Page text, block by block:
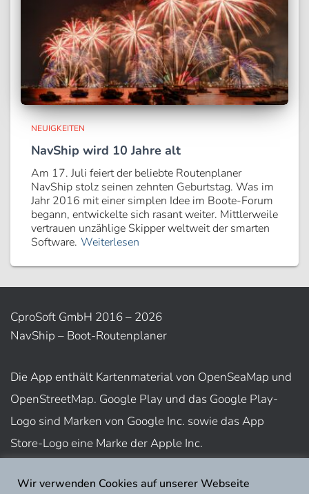
NEUIGKEITEN
NavShip wird 10 Jahre alt
Am 17. Juli feiert der beliebte Routenplaner
NavShip stolz seinen zehnten Geburtstag. Was im
Jahr 2016 mit einer simplen Idee im Boote-Forum
begann, entwickelte sich rasant weiter. Mittlerweile
vertrauen unzählige Skipper weltweit der smarten
Software. Weiterlesen
CproSoft GmbH 2016 – 2026
NavShip – Boot-Routenplaner
Die App enthält Kartenmaterial von OpenSeaMap und
OpenStreetMap. Google Play und das Google Play-
Logo sind Marken von Google Inc. sowie das App
Store-Logo eine Marke der Apple Inc.
Nutzungsbedingungen
Wir verwenden Cookies auf unserer Webseite